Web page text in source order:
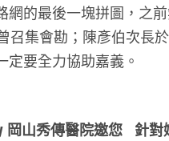
網的最後一塊拼圖，之
召集會勘；陳彥伯次長
定要全力協助嘉義。
岡山秀傳醫院邀您
針對